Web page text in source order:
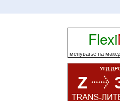
Flexi
менување на